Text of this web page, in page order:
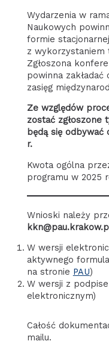
Wydarzenia w
Naukowych
formie
z wykorzystaniem
Zgłoszona
powinna
zasięg
Ze względów
zostać
będą się odbywać
r.
Kwota ogólna
programu w 2025
Wnioski należy
W wersji
aktywnego
na stronie PAU)
W wersji z
elektronicznym)
Całość
mailu.